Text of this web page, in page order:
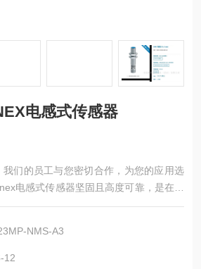
电感式传感器
们的员工与您密切合作，为您的应用选
电感式传感器坚固且高度可靠，是在最
目标进行非接触式检测的。真空封装的
求条件的理想选择。电感式传感器产生一
。当传感器靠近目标时，瑞士CONTRIN
NMS-A3
12